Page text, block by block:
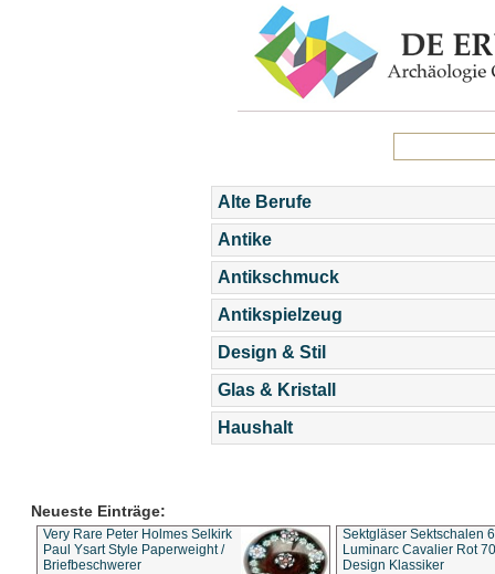
Alte Berufe
Antike
Antikschmuck
Antikspielzeug
Design & Stil
Glas & Kristall
Haushalt
Neueste Einträge:
Very Rare Peter Holmes Selkirk
Paul Ysart Style Paperweight /
Briefbeschwerer
Sektgläser Sektschalen
Luminarc Cavalier Rot
Design Klassiker